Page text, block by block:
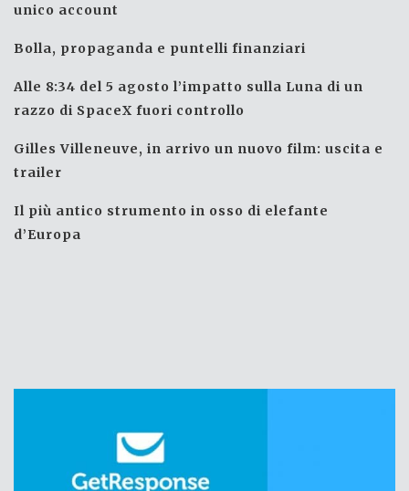
unico account
Bolla, propaganda e puntelli finanziari
Alle 8:34 del 5 agosto l’impatto sulla Luna di un
razzo di SpaceX fuori controllo
Gilles Villeneuve, in arrivo un nuovo film: uscita e
trailer
Il più antico strumento in osso di elefante
d’Europa